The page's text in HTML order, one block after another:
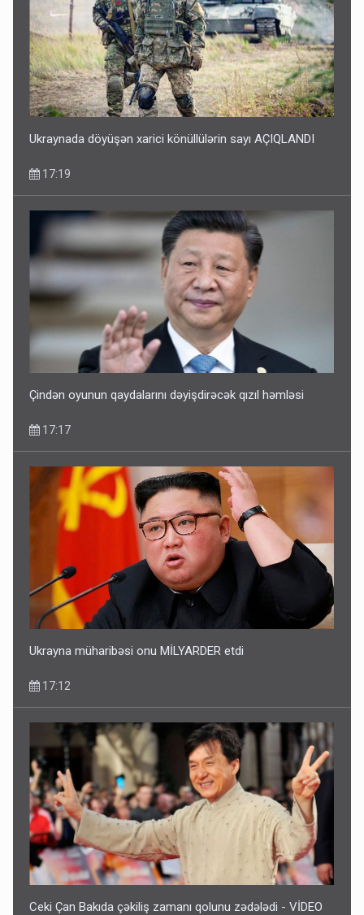
Ukraynada döyüşən xarici könüllülərin sayı AÇIQLANDI
17:19
Çindən oyunun qaydalarını dəyişdirəcək qızıl həmləsi
17:17
Ukrayna müharibəsi onu MİLYARDER etdi
17:12
Ceki Çan Bakıda çəkiliş zamanı qolunu zədələdi - VİDEO